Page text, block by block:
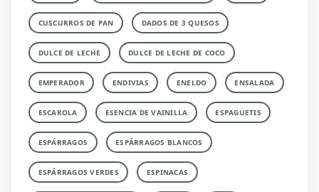
CUSCURROS DE PAN DADOS DE 3 QUESOS
DULCE DE LECHE DULCE DE LECHE DE COCO
EMPERADOR ENDIVIAS ENELDO ENSALADA
ESCAROLA ESENCIA DE VAINILLA ESPAGUETIS
ESPÁRRAGOS ESPÁRRAGOS BLANCOS
ESPÁRRAGOS VERDES ESPINACAS